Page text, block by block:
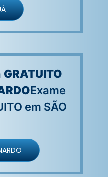
GRATUITO
Exame
em SÃO